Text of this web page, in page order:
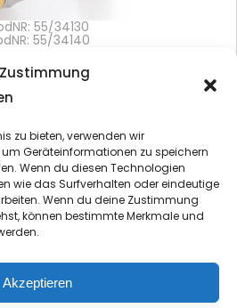
zu bieten, verwenden wir
Geräteinformationen zu speichern
Wenn du diesen Technologien
wie das Surfverhalten oder eindeutige
Wenn du deine Zustimmung
können bestimmte Merkmale und
Akzeptieren
55/34130
55/34140
no
Impressum